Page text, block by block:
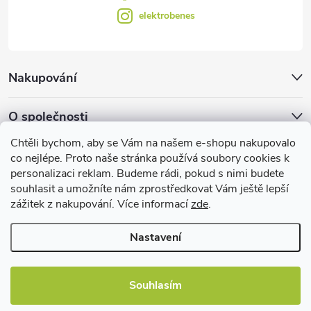
Chtěli bychom, aby se Vám na našem e-shopu nakupovalo
co nejlépe. Proto naše stránka používá soubory cookies k
personalizaci reklam. Budeme rádi, pokud s nimi budete
souhlasit a umožníte nám zprostředkovat Vám ještě lepší
zážitek z nakupování. Více informacízde.
Nastavení
Souhlasím
Nakupování
O společnosti
Facebook
elektrobenes
Užitečné informace